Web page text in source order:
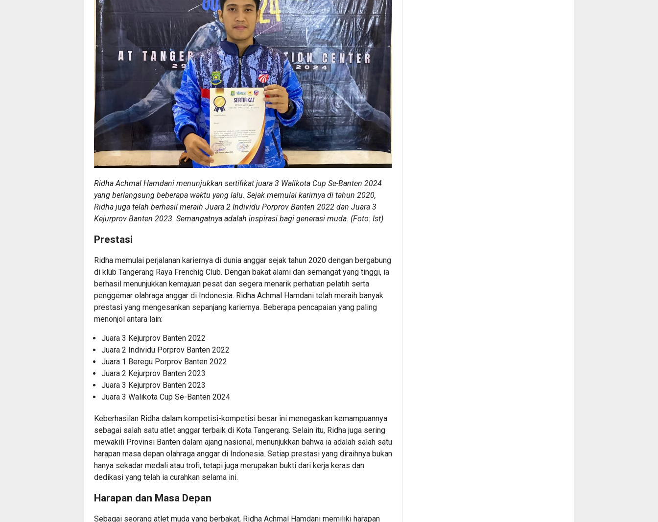
Ridha Achmal Hamdani menunjukkan sertifikat juara 3 Walikota Cup Se-Banten 2024
yang berlangsung beberapa waktu yang lalu. Sejak memulai karirnya di tahun 2020,
Ridha juga telah berhasil meraih Juara 2 Individu Porprov Banten 2022 dan Juara 3
Kejurprov Banten 2023. Semangatnya adalah inspirasi bagi generasi muda. (Foto: Ist)
Prestasi
Ridha memulai perjalanan kariernya di dunia anggar sejak tahun 2020 dengan bergabung
di klub Tangerang Raya Frenchig Club. Dengan bakat alami dan semangat yang tinggi, ia
berhasil menunjukkan kemajuan pesat dan segera menarik perhatian pelatih serta
penggemar olahraga anggar di Indonesia. Ridha Achmal Hamdani telah meraih banyak
prestasi yang mengesankan sepanjang kariernya. Beberapa pencapaian yang paling
menonjol antara lain:
Juara 3 Kejurprov Banten 2022
Juara 2 Individu Porprov Banten 2022
Juara 1 Beregu Porprov Banten 2022
Juara 2 Kejurprov Banten 2023
Juara 3 Kejurprov Banten 2023
Juara 3 Walikota Cup Se-Banten 2024
Keberhasilan Ridha dalam kompetisi-kompetisi besar ini menegaskan kemampuannya
sebagai salah satu atlet anggar terbaik di Kota Tangerang. Selain itu, Ridha juga sering
mewakili Provinsi Banten dalam ajang nasional, menunjukkan bahwa ia adalah salah satu
harapan masa depan olahraga anggar di Indonesia. Setiap prestasi yang diraihnya bukan
hanya sekadar medali atau trofi, tetapi juga merupakan bukti dari kerja keras dan
dedikasi yang telah ia curahkan selama ini.
Harapan dan Masa Depan
Sebagai seorang atlet muda yang berbakat, Ridha Achmal Hamdani memiliki harapan